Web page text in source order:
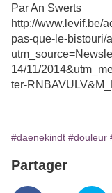
Par An Swerts
http://www.levif.be/
pas-que-le-bistouri/
14/11/
ter-
#daenekindt #douleur
Partager